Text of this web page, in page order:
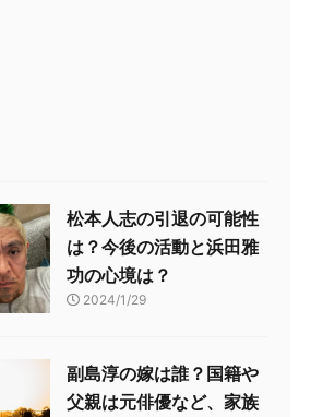
松本人志の引退の可能性
は？今後の活動と浜田雅
功の心境は？
2024/1/29
副島淳の嫁は誰？国籍や
父親は元俳優など、家族